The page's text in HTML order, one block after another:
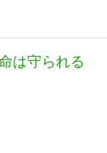
は守られる